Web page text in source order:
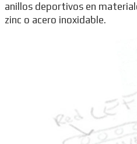
anillos deportivos en
zinc o acero inoxidable.